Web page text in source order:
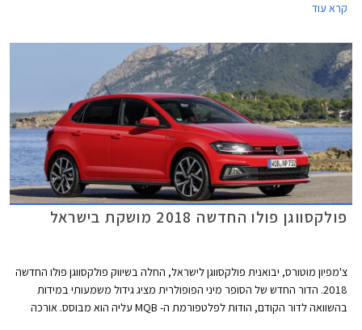
האחרונות עברה הקטגוריה מהפכה של ממש. המידות שתפחו, הביאו עימן שיפור
מרחב ונפח הטענה כשל משפחתית מהעשור הקודם. גם מערכות הבטיחות
ואבזור נוחות שהיו עד לא מזמן נחלתם הבלעדית של מכוניות יקרות יותר, זלגו
אל רכבי הסופר מיני, ובחלקן אף לגרסאות הביניים. לאור הביקוש והעניין הער,
₪.
קרא עוד
פולקסווגן פולו החדשה 2018 מושקת בישראל
צ'מפיון מוטורס, יבואנית פולקסווגן לישראל, החלה בשיווק פולקסווגן פולו החדשה
2018. הדור החדש של הסופר מיני הפופולרית מציג גידול משמעותי במידות
בהשוואה לדור הקודם, הודות לפלטפורמת ה- MQB עליה הוא מבוסס. אורכה